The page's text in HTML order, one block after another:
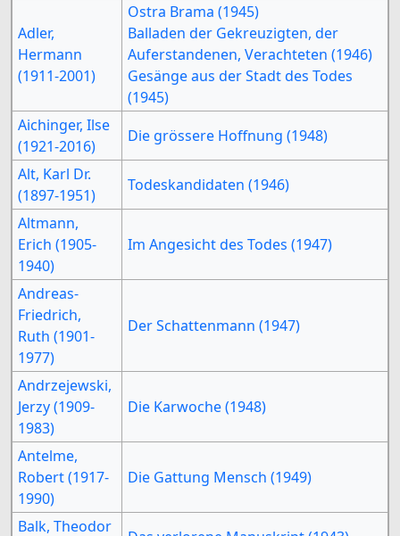
Adler,
Hermann
(1911-2001)
Ostra Brama (1945)
Balladen der Gekreuzigten, der
Auferstandenen, Verachteten (1946)
Gesänge aus der Stadt des Todes
(1945)
Aichinger, Ilse
(1921-2016)
Die grössere Hoffnung (1948)
Alt, Karl Dr.
(1897-1951)
Todeskandidaten (1946)
Altmann,
Erich (1905-
1940)
Im Angesicht des Todes (1947)
Andreas-
Friedrich,
Ruth (1901-
1977)
Der Schattenmann (1947)
Andrzejewski,
Jerzy (1909-
1983)
Die Karwoche (1948)
Antelme,
Robert (1917-
1990)
Die Gattung Mensch (1949)
Balk, Theodor